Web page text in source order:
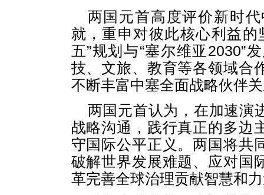
两国元首高度评价新时
就，重申对彼此核心利益
五”规划与“塞尔维亚2030”
技、文旅、教育等各领域合
不断丰富中塞全面战略伙伴
两国元首认为，在加速演
战略沟通，践行真正的多边
守国际公平正义。两国将共
破解世界发展难题、应对国
革完善全球治理贡献智慧和